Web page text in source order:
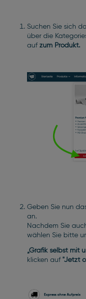
Suchen Sie sich
über die
auf zum Produkt.
Geben Sie nun
an.
Nachdem Sie
wählen Sie bitte
„Grafik selbst mit
klicken auf "Jetzt